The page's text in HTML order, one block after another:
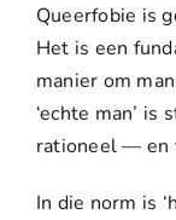
Queerfobie is
Het is een
manier om
‘echte man’
rationeel — en
In die norm is